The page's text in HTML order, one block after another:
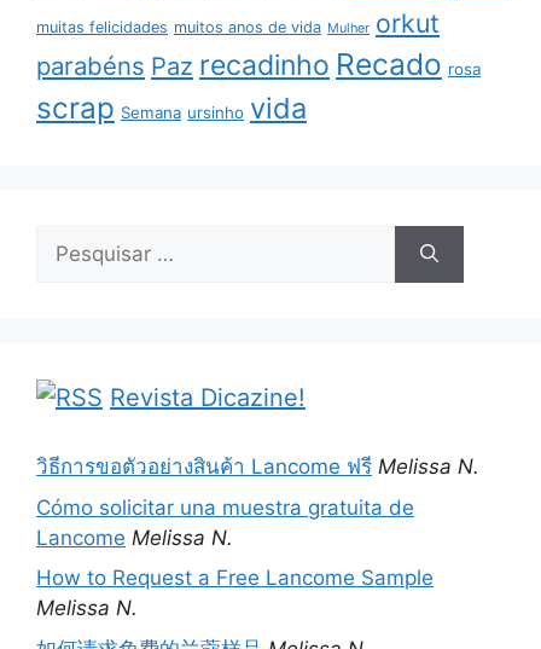
muitas felicidades muitos anos de vida Mulher orkut
parabéns Paz recadinho Recado rosa
scrap Semana ursinho vida
Pesquisar
Revista Dicazine!
วิธีการขอตัวอย่างสินค้า Lancome ฟรี Melissa N.
Cómo solicitar una muestra gratuita de
Lancome Melissa N.
How to Request a Free Lancome Sample
Melissa N.